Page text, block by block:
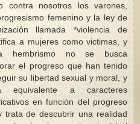
contra nosotros los varones,
femenino y la ley de
llamada *violencia de
a mujeres como victimas, y
hembrismo no se busca
el progreso que han tenido
su libertad sexual y moral, y
equivalente a caracteres
en función del progreso
trata de descubrir una realidad